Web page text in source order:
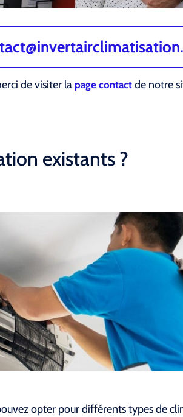
de visiter la page contact de notre
existants ?
opter pour différents types de